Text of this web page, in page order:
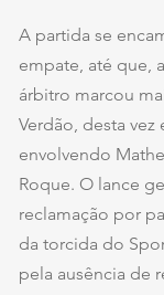
A partida se
empate, até que,
árbitro marcou
Verdão, desta vez
envolvendo
Roque. O lance
reclamação por
da torcida do
pela ausência de